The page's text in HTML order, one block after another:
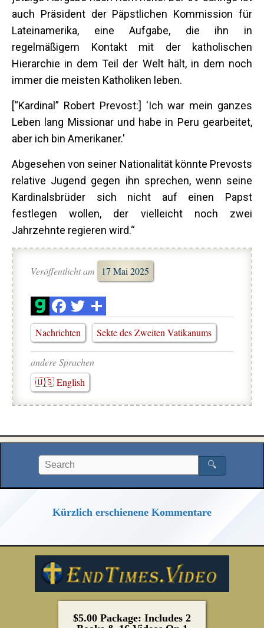
auch Präsident der Päpstlichen Kommission für
Lateinamerika, eine Aufgabe, die ihn in
regelmäßigem Kontakt mit der katholischen
Hierarchie in dem Teil der Welt hält, in dem noch
immer die meisten Katholiken leben.
[“Kardinal” Robert Prevost:] 'Ich war mein ganzes
Leben lang Missionar und habe in Peru gearbeitet,
aber ich bin Amerikaner.'
Abgesehen von seiner Nationalität könnte Prevosts
relative Jugend gegen ihn sprechen, wenn seine
Kardinalsbrüder sich nicht auf einen Papst
festlegen wollen, der vielleicht noch zwei
Jahrzehnte regieren wird.“
Veröffentlicht am 17 Mai 2025
Nachrichten Sekte des Zweiten Vatikanums
andere Sprachen
🇺🇸 English
🔍
Kürzlich erschienene Kommentare
$5.00 Package: Includes 2